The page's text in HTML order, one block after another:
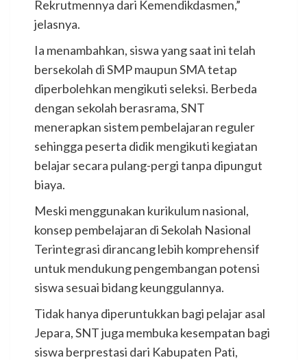
Rekrutmennya dari Kemendikdasmen,”
jelasnya.
Ia menambahkan, siswa yang saat ini telah
bersekolah di SMP maupun SMA tetap
diperbolehkan mengikuti seleksi. Berbeda
dengan sekolah berasrama, SNT
menerapkan sistem pembelajaran reguler
sehingga peserta didik mengikuti kegiatan
belajar secara pulang-pergi tanpa dipungut
biaya.
Meski menggunakan kurikulum nasional,
konsep pembelajaran di Sekolah Nasional
Terintegrasi dirancang lebih komprehensif
untuk mendukung pengembangan potensi
siswa sesuai bidang keunggulannya.
Tidak hanya diperuntukkan bagi pelajar asal
Jepara, SNT juga membuka kesempatan bagi
siswa berprestasi dari Kabupaten Pati,